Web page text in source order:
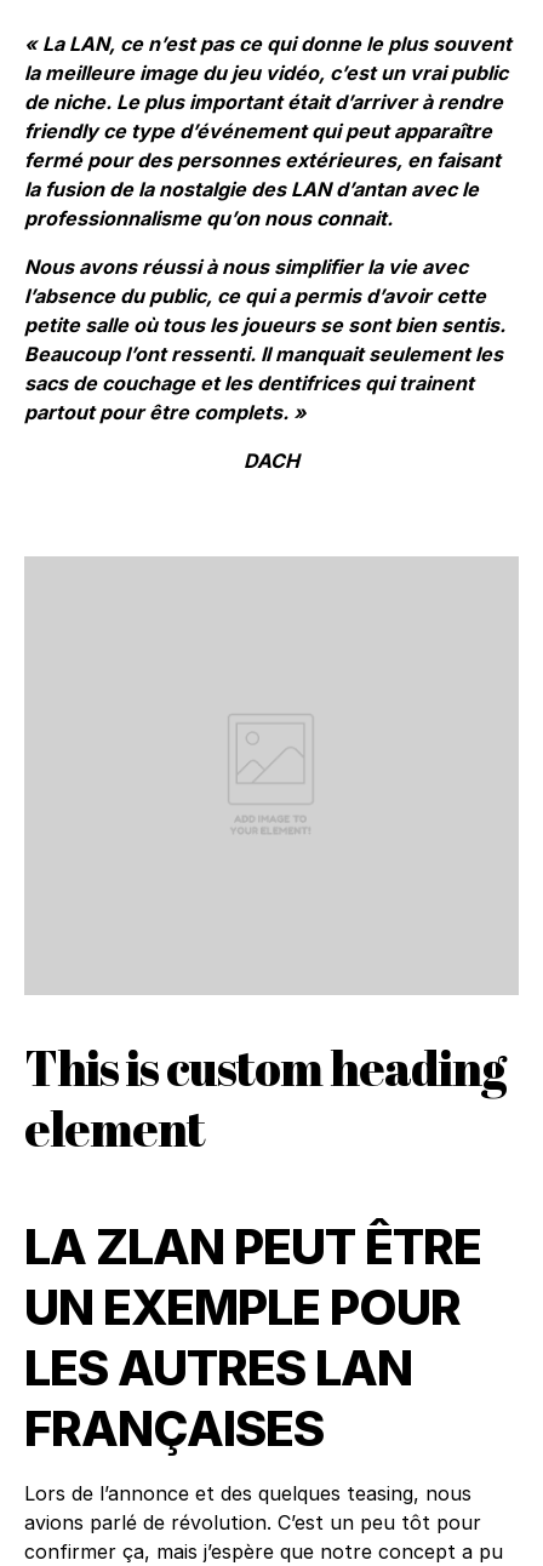
« La LAN, ce n’est pas ce qui donne le plus souvent
la meilleure image du jeu vidéo, c’est un vrai public
de niche. Le plus important était d’arriver à rendre
friendly ce type d’événement qui peut apparaître
fermé pour des personnes extérieures, en faisant
la fusion de la nostalgie des LAN d’antan avec le
professionnalisme qu’on nous connait.
Nous avons réussi à nous simplifier la vie avec
l’absence du public, ce qui a permis d’avoir cette
petite salle où tous les joueurs se sont bien sentis.
Beaucoup l’ont ressenti. Il manquait seulement les
sacs de couchage et les dentifrices qui trainent
partout pour être complets. »
DACH
This is custom heading
element
LA ZLAN PEUT ÊTRE
UN EXEMPLE POUR
LES AUTRES LAN
FRANÇAISES
Lors de l’annonce et des quelques teasing, nous
avions parlé de révolution. C’est un peu tôt pour
confirmer ça, mais j’espère que notre concept a pu